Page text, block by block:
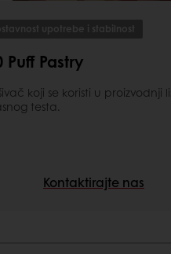
upotrebe i stabilnost
Puff Pastry
koji se koristi u proizvodnji
testa.
Kontaktirajte nas